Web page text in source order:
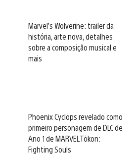
Marvel’s Wolverine: trailer da
história, arte nova, detalhes
sobre a composição musical e
mais
Phoenix Cyclops revelado como
primeiro personagem de DLC de
Ano 1 de MARVEL Tōkon:
Fighting Souls